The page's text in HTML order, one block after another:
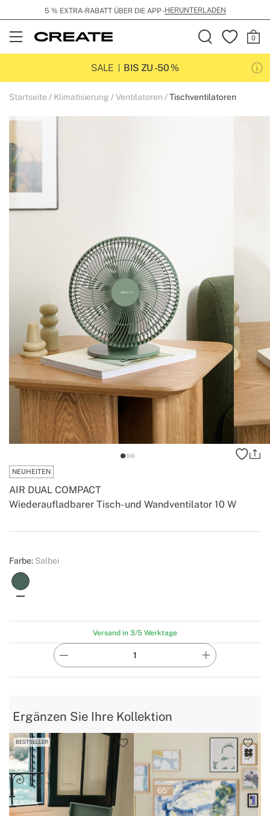
5 % EXTRA-RABATT ÜBER DIE APP -HERUNTERLADEN
Open
Menu
SALE
BIS ZU -50 %
Startseite Klimatisierung Ventilatoren Tischventilatoren
NEUHEITEN
Wiederaufladbarer Tisch- und Wandventilator 10 W
AIR DUAL COMPACT
Create
Farbe: Salbei
Versand in 3/5 Werktage
Ergänzen Sie Ihre Kollektion
BESTSELLER